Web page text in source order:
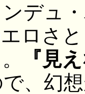
デュ
ロさ
『見
、幻